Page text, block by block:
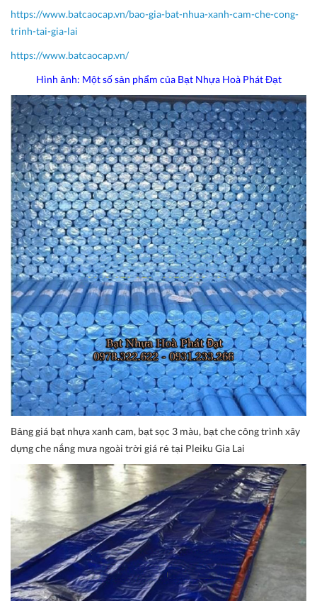
https://www.batcaocap.vn/bao-gia-bat-nhua-xanh-cam-che-cong-
trinh-tai-gia-lai
https://www.batcaocap.vn/
Hình ảnh: Một số sản phẩm của Bạt Nhựa Hoà Phát Đạt
Bảng giá bạt nhựa xanh cam, bạt sọc 3 màu, bạt che công trình xây
dựng che nắng mưa ngoài trời giá rẻ tại Pleiku Gia Lai